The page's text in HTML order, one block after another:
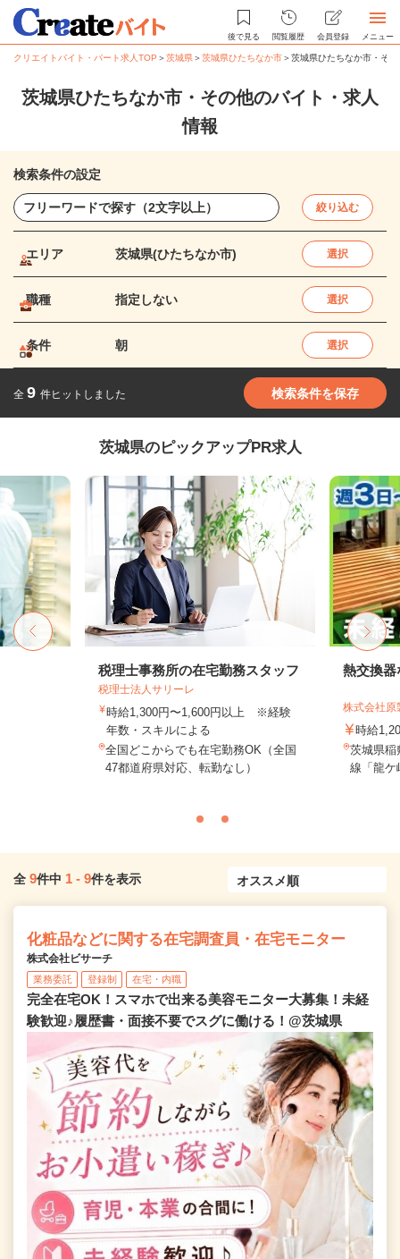
後で見る 閲覧履歴 会員登録 メニュー
クリエイトバイト・パート求人TOP ＞茨城県＞茨城県ひたちなか市＞茨城県ひたちなか市・そ
茨城県ひたちなか市・その他のバイト・求人
情報
検索条件の設定
絞り込む
エリア 茨城県(ひたちなか市) 選択
職種 指定しない 選択
条件 朝 選択
全 9 件ヒットしました 検索条件を保存
茨城県のピックアップPR求人
税理士事務所の在宅勤務スタッフ
税理士法人サリーレ
時給1,300円〜1,600円以上 ※経験
年数・スキルによる
全国どこからでも在宅勤務OK（全国
47都道府県対応、転勤なし）
熱交換器
株式会社原
時給
茨城県稲
線「龍ケ
全 9件中 1 - 9件を表示
化粧品などに関する在宅調査員・在宅モニター
株式会社ビサーチ
業務委託 登録制 在宅・内職
完全在宅OK！スマホで出来る美容モニター大募集！未経
験歓迎♪履歴書・面接不要でスグに働ける！@茨城県